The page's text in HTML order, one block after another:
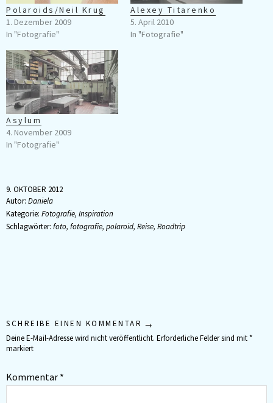
Polaroids/Neil Krug
1. Dezember 2009
In "Fotografie"
Alexey Titarenko
5. April 2010
In "Fotografie"
Asylum
4. November 2009
In "Fotografie"
9. OKTOBER 2012
Autor: Daniela
Kategorie: Fotografie, Inspiration
Schlagwörter: foto, fotografie, polaroid, Reise, Roadtrip
SCHREIBE EINEN KOMMENTAR
Deine E-Mail-Adresse wird nicht veröffentlicht. Erforderliche Felder sind mit*
markiert
Kommentar *